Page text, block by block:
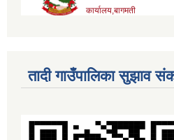
तादी गाउँपालिका सुझाव